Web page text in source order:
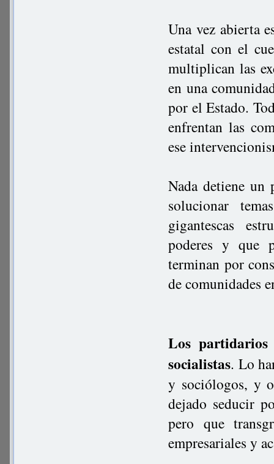
Una vez abierta
estatal con el
multiplican las
en una
por el Estado.
enfrentan las
ese
Nada detiene un
solucionar
gigantescas
poderes y que
terminan por
de comunidades
Los
socialistas. Lo
y sociólogos, y
dejado seducir
pero que
empresariales y